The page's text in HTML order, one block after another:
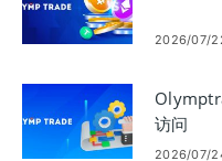
2026/07/
访问
2026/07/